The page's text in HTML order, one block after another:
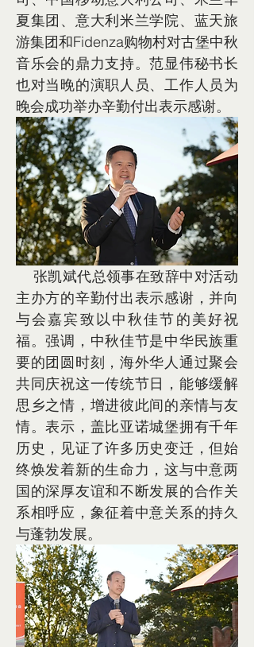
夏集团、意大利米兰学院、蓝天旅
游集团和Fidenza购物村对古堡中秋
音乐会的鼎力支持。范显伟秘书长
也对当晚的演职人员、工作人员为
晚会成功举办辛勤付出表示感谢。
主办方的辛勤付出表示感谢，并向
与会嘉宾致以中秋佳节的美好祝
福。强调，中秋佳节是中华民族重
要的团圆时刻，海外华人通过聚会
共同庆祝这一传统节日，能够缓解
思乡之情，增进彼此间的亲情与友
情。表示，盖比亚诺城堡拥有千年
历史，见证了许多历史变迁，但始
终焕发着新的生命力，这与中意两
国的深厚友谊和不断发展的合作关
系相呼应，象征着中意关系的持久
与蓬勃发展。